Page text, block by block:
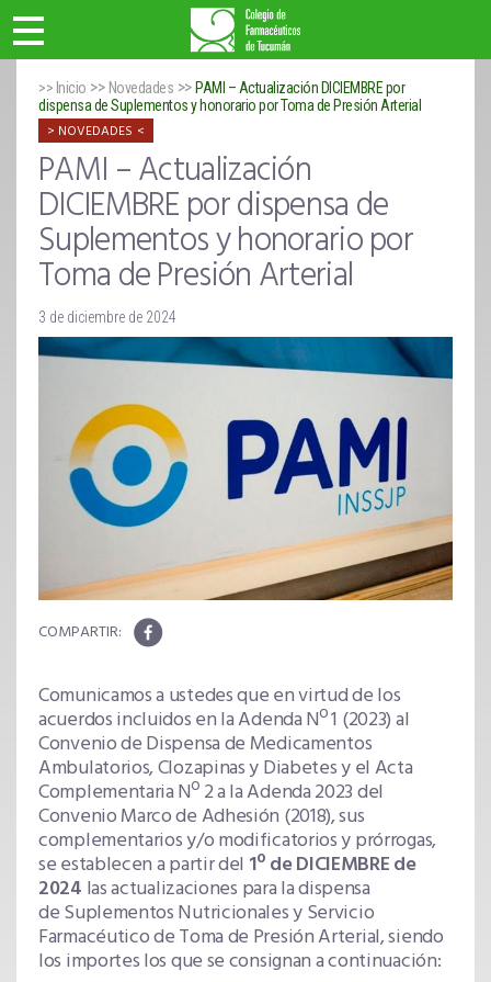
>> Inicio >> Novedades >> PAMI – Actualización DICIEMBRE por
dispensa de Suplementos y honorario por Toma de Presión Arterial
NOVEDADES
PAMI – Actualización
DICIEMBRE por dispensa de
Suplementos y honorario por
Toma de Presión Arterial
3 de diciembre de 2024
Comunicamos a ustedes que en virtud de los
acuerdos incluidos en la Adenda Nº 1 (2023) al
Convenio de Dispensa de Medicamentos
Ambulatorios, Clozapinas y Diabetes y el Acta
Complementaria Nº 2 a la Adenda 2023 del
Convenio Marco de Adhesión (2018), sus
complementarios y/o modificatorios y prórrogas,
se establecen a partir del 1º de DICIEMBRE de
2024 las actualizaciones para la dispensa
de Suplementos Nutricionales y Servicio
Farmacéutico de Toma de Presión Arterial, siendo
los importes los que se consignan a continuación: